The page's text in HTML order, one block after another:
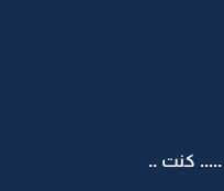
..... كنت ..